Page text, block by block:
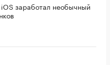
заработал необычный